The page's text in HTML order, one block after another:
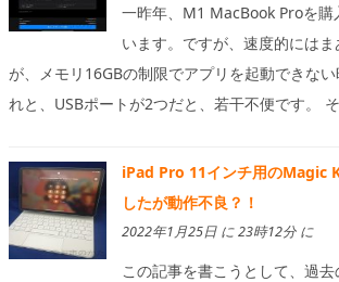
一昨年、M1 MacBook Proを購
います。ですが、速度的には
が、メモリ16GBの制限でアプリを起動できな
れと、USBポートが2つだと、若干不便です。
iPad Pro 11インチ用のMagic
したが動作不良？！
2022年1月25日 に 23時12分 に
この記事を書こうとして、過